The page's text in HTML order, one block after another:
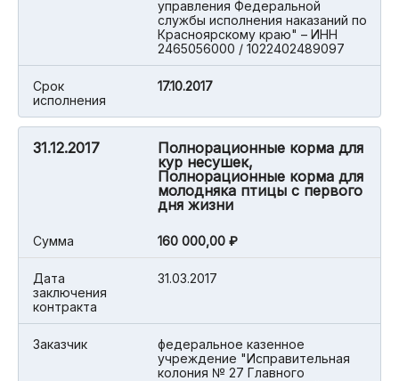
управления Федеральной
службы исполнения наказаний по
Красноярскому краю" – ИНН
2465056000 / 1022402489097
Срок
исполнения
17.10.2017
31.12.2017
Полнорационные корма для
кур несушек,
Полнорационные корма для
молодняка птицы с первого
дня жизни
Cумма 160 000,00 ₽
Дата
заключения
контракта
31.03.2017
Заказчик
федеральное казенное
учреждение "Исправительная
колония № 27 Главного